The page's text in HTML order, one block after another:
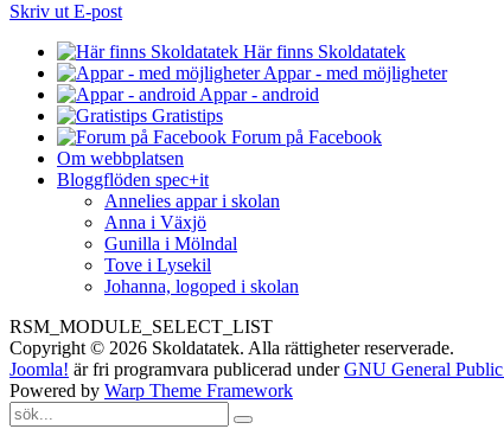
Skriv utE-post
Här finns Skoldatatek
Appar - med möjligheter
Appar - android
Gratistips
Forum på Facebook
Om webbplatsen
Bloggflöden spec+it
Annelies appar i skolan
Anna i Växjö
Gunilla i Mölndal
Tove i Lysekil
Johanna, logoped i skolan
RSM_MODULE_SELECT_LIST
Copyright © 2026 Skoldatatek. Alla rättigheter reserverade.
Joomla! är fri programvara publicerad underGNU General
Powered by Warp Theme Framework